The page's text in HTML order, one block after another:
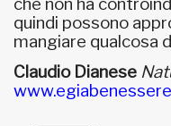
quindi possono
mangiare qualcosa
Claudio Dianese